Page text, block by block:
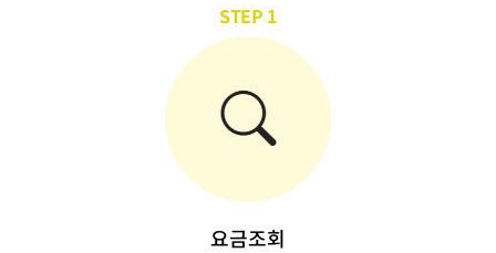
STEP 1
요금조회